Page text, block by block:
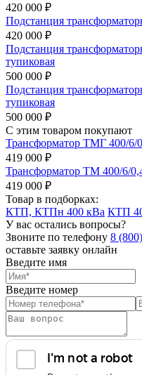
420 000 ₽
Подстанция
420 000 ₽
Подстанция
тупиковая
500 000 ₽
Подстанция
тупиковая
500 000 ₽
С этим товаром покупают
Трансформатор ТМГ 400/6/
419 000 ₽
Трансформатор ТМ 400/6/
419 000 ₽
Товар в подборках:
КТП, КТПн 400 кВа КТП
У вас остались вопросы?
Звоните по телефону 8
оставьте заявку онлайн
Введите имя
Введите номер